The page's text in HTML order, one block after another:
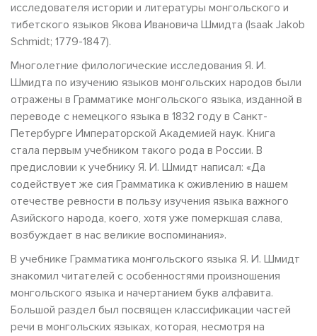
исследователя истории и литературы монгольского и
тибетского языков Якова Ивановича Шмидта (Isaak Jakob
Schmidt; 1779-1847).
Многолетние филологические исследования Я. И.
Шмидта по изучению языков монгольских народов были
отражены в Грамматике монгольского языка, изданной в
переводе с немецкого языка в 1832 году в Санкт-
Петербурге Императорской Академией наук. Книга
стала первым учебником такого рода в России. В
предисловии к учебнику Я. И. Шмидт написал: «Да
содействует же сия Грамматика к оживлению в нашем
отечестве ревности в пользу изучения языка важного
Азийского народа, коего, хотя уже померкшая слава,
возбуждает в нас великие воспоминания».
В учебнике Грамматика монгольского языка Я. И. Шмидт
знакомил читателей с особенностями произношения
монгольского языка и начертанием букв алфавита.
Большой раздел был посвящен классификации частей
речи в монгольских языках, которая, несмотря на